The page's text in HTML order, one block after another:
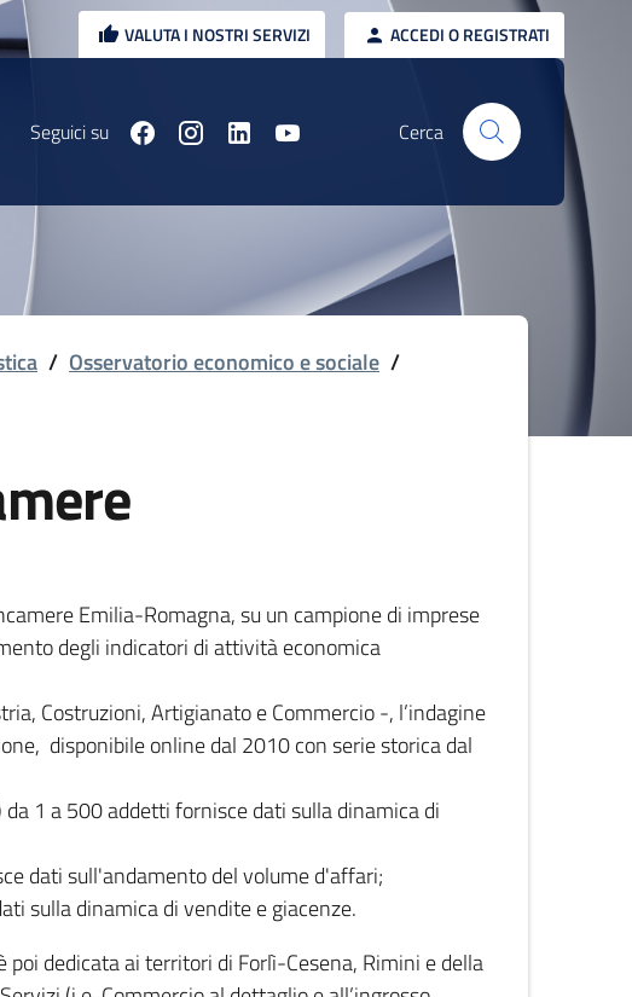
VALUTA I NOSTRI SERVIZI ACCEDI O REGISTRATI
Seguici su Cerca
/ Osservatorio economico e sociale /
Emilia-Romagna, su un campione di imprese
degli indicatori di attività economica
Costruzioni, Artigianato e Commercio -, l’indagine
disponibile online dal 2010 con serie storica dal
1 a 500 addetti fornisce dati sulla dinamica di
dati sull'andamento del volume d'affari;
sulla dinamica di vendite e giacenze.
dedicata ai territori di Forlì-Cesena, Rimini e della